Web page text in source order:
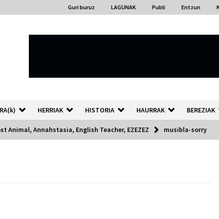
Guri buruz LAGUNAK Publi Entzun
HERRIAK HISTORIA HAURRAK BEREZIAK
Animal, Annahstasia, English Teacher, EZEZEZ musibla-sorry